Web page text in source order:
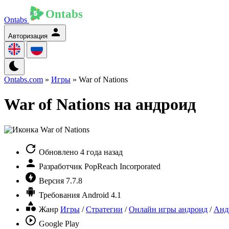
Ontabs
Авторизация
Ontabs.com » Игры » War of Nations
War of Nations на андроид
Обновлено 4 года назад
Разработчик PopReach Incorporated
Версия 7.7.8
Требования Android 4.1
Жанр Игры /Стратегии /Онлайн игры андроид /
Google Play